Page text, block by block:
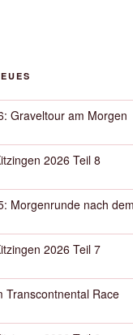
Graveltour am Morgen
2026 Teil 8
Morgenrunde nach
2026 Teil 7
Transcontnental Race